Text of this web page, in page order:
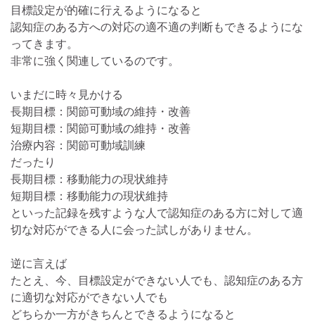
目標設定が的確に行えるようになると
認知症のある方への対応の適不適の判断もできるようにな
ってきます。
非常に強く関連しているのです。
いまだに時々見かける
長期目標：関節可動域の維持・改善
短期目標：関節可動域の維持・改善
治療内容：関節可動域訓練
だったり
長期目標：移動能力の現状維持
短期目標：移動能力の現状維持
といった記録を残すような人で認知症のある方に対して適
切な対応ができる人に会った試しがありません。
逆に言えば
たとえ、今、目標設定ができない人でも、認知症のある方
に適切な対応ができない人でも
どちらか一方がきちんとできるようになると